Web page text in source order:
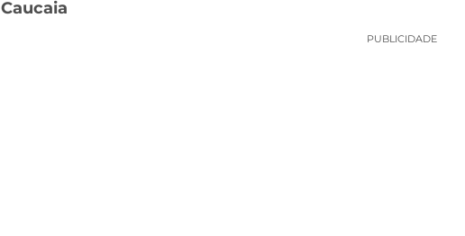
Caucaia
PUBLICIDADE